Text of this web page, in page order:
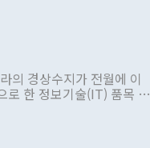
책으로 추진하겠다고 공
을 내놨다. 그동안 정 장
러 번 있지만 대통령과 유
것은 이례적이다. 정 장
는 목소리도 높아지고 있
의 경상수지가 전월에 이
로 한 정보기술(IT) 품목 수